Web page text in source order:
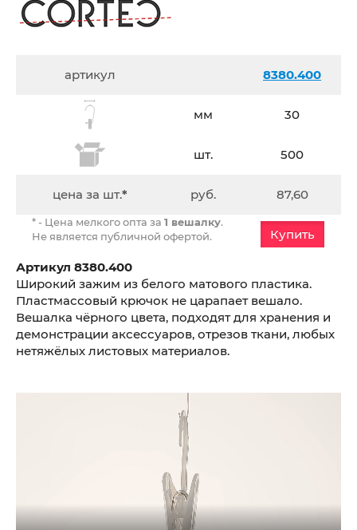
артикул 8380.400
мм 30
шт. 500
цена за шт.* руб. 87,60
* - Цена мелкого опта за 1 вешалку.
Не является публичной офертой.
Купить
Артикул 8380.400
Широкий зажим из белого матового пластика.
Пластмассовый крючок не царапает вешало.
Вешалка чёрного цвета, подходят для хранения и
демонстрации аксессуаров, отрезов ткани, любых
нетяжёлых листовых материалов.